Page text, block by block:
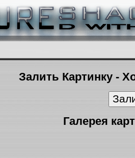
Залить Картинку -
Галерея